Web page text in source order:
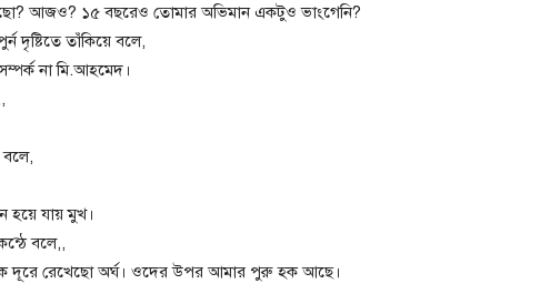
আজও? ১৫ বছরেও তোমার অভিমান একটুও ভাংগেনি?
দৃষ্টিতে তাঁকিয়ে বলে,
না মি.আহমেদ।
বলে,
হয়ে যায় মুখ।
বলে,,
দূরে রেখেছো অর্ঘ। ওদের উপর আমার পুরু হক আছে।